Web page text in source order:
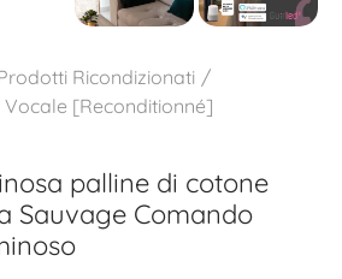
Ricondizionati
[Reconditionné]
palline di cotone
Sauvage Comando